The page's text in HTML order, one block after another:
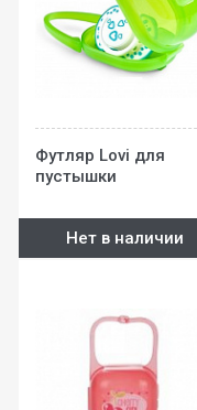
Футляр Lovi для
пустышки
Нет в наличии